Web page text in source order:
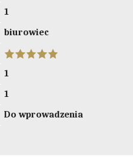
1
biurowiec
1
1
Do wprowadzenia